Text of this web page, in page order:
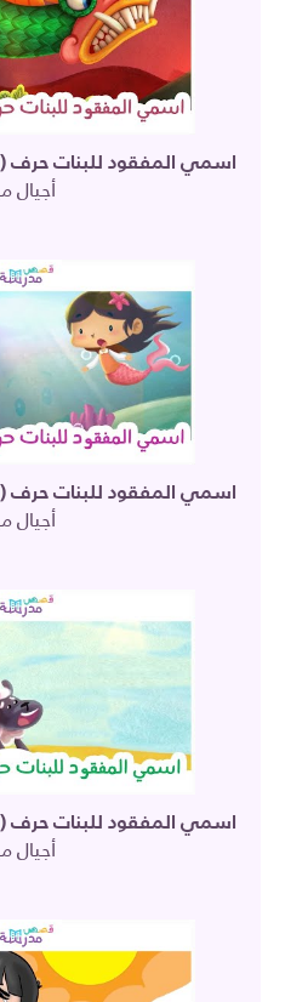
اسمي المفقود للبنات
أجيال
اسمي المفقود للبنات حرف
أجيال
اسمي المفقود للبنات حرف
أجيال